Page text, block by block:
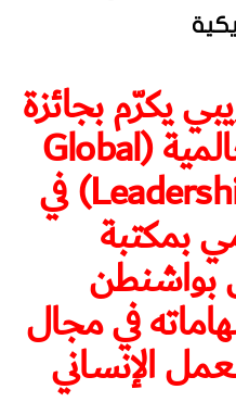
يكرّم بجائزة
القيادة العالمية (Global
Leadership Award) في
بمكتبة
بواشنطن
في مجال
الإنساني